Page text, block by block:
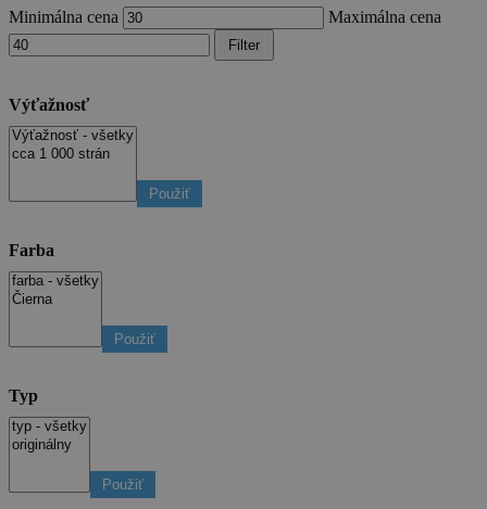
Minimálna cena Maximálna cena
Filter
Výťažnosť
Použiť
Farba
Použiť
Typ
Použiť